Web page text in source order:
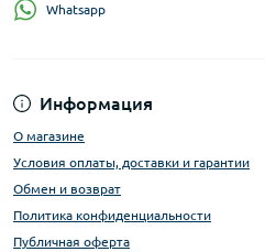
Информация
О магазине
Условия оплаты, доставки и гарантии
Обмен и возврат
Политика конфиденциальности
Публичная оферта
Whatsapp